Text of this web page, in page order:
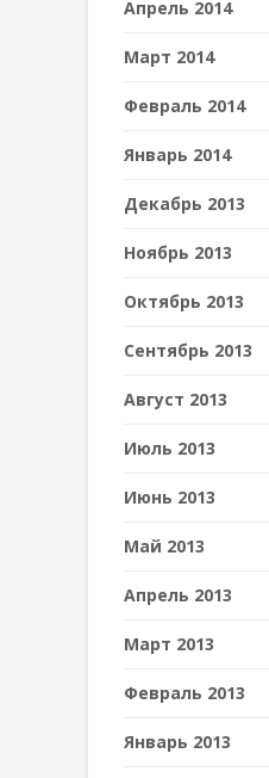
Апрель 2014
Март 2014
Февраль 2014
Январь 2014
Декабрь 2013
Ноябрь 2013
Октябрь 2013
Сентябрь 2013
Август 2013
Июль 2013
Июнь 2013
Май 2013
Апрель 2013
Март 2013
Февраль 2013
Январь 2013